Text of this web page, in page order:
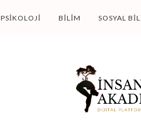
PSIKOLOJI BILIM SOSYAL